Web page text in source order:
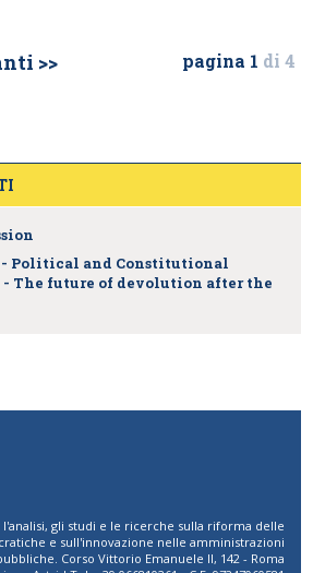
>> pagina 1 di 4
- Political and Constitutional
- The future of devolution after the
gli studi e le ricerche sulla riforma delle
e sull'innovazione nelle amministrazioni
Corso Vittorio Emanuele II, 142 - Roma